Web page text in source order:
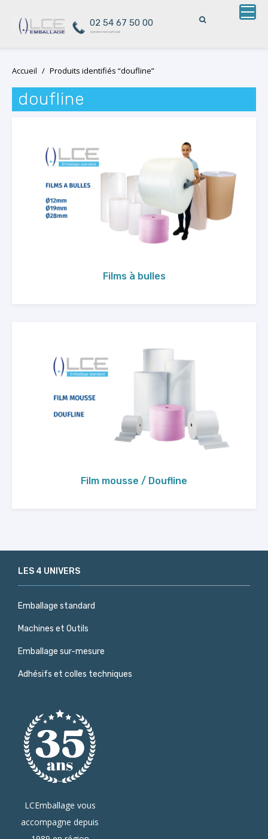
02 54 67 50 00
numéro non surtaxé
content
Accueil / Produits identifiés “doufline”
doufline
Films à bulles
Film mousse / Doufline
LES 4 UNIVERS
Emballage standard
Machines et Outils
Emballage sur-mesure
Adhésifs et colles techniques
LCEmballage vous
accompagne depuis